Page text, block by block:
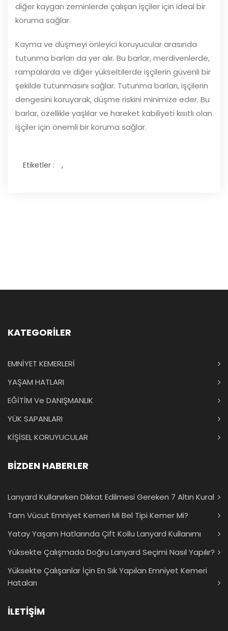
diğer kaygan zeminlerde çalışan işçiler için ideal bir
koruma sağlar.
Kayma ve düşmeyi önleyici koruyucular arasında
tutunma barları da yer alır. Bu barlar, merdivenlerde,
rampalarda ve diğer yükseltilerde işçilerin güvenli bir
şekilde tutunmasını sağlar. Tutunma barları, işçilerin
dengesini koruyarak, düşme riskini minimize eder. Bu
barlar, özellikle yaşlılar ve hareket kabiliyeti kısıtlı olan
işçiler için önemli bir koruma sağlar.
Etiketler : ,
KATEGORİLER
EMNİYET KEMERLERİ
YAŞAM HATLARI
EĞİTİM Ve DANIŞMANLIK
YÜK SAPANLARI
KİŞİSEL KORUYUCULAR
BİZDEN HABERLER
Lanyard Kullanırken Dikkat Edilmesi Gereken 7 Altın Kural
Tam Vücut Emniyet Kemeri Mi Bel Tipi Kemer Mi?
Yatay Yaşam Hatlarında Çift Kollu Lanyard Kullanımı
Yüksekte Çalışmada Doğru Lanyard Seçimi Nasıl Yapılır?
Yüksekte Çalışanlar İçin En Sık Yapılan Emniyet Kemeri
Hataları
İLETİŞİM